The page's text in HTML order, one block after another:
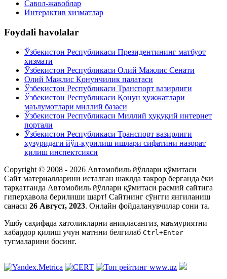
Савол-жавоблар
Интерактив хизматлар
Foydali havolalar
Ўзбекистон Республикаси Президентининг матбуот
хизмати
Ўзбекистон Республикаси Олий Мажлис Сенати
Олий Мажлис Қонунчилик палатаси
Ўзбекистон Республикаси Транспорт вазирлиги
Ўзбекистон Республикаси Қонун ҳужжатлари
маълумотлари миллий базаси
Ўзбекистон Республикаси Миллий ҳуқуқий интернет
портали
Ўзбекистон Республикаси Транспорт вазирлиги
ҳузуридаги йўл-қурилиш ишлари сифатини назорат
қилиш инспектсияси
Copyright © 2008 - 2026 Автомобиль йўллари қўмитаси
Сайт материалларини исталган шаклда такрор берганда ёки
тарқатганда Автомобиль йўллари қўмитаси расмий сайтига
гиперҳавола берилиши шарт! Сайтнинг сўнгги янгиланиш
санаси 26 Август, 2023. Онлайн фойдаланувчилар сони та.
Ушбу саҳифада xатоликларни аниқласангиз, маъмуриятни
xабардор қилиш учун матнни белгилаб Ctrl+Enter
тугмаларини босинг.